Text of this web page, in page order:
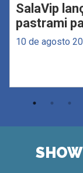
SalaVip
pastrami
10 de agosto